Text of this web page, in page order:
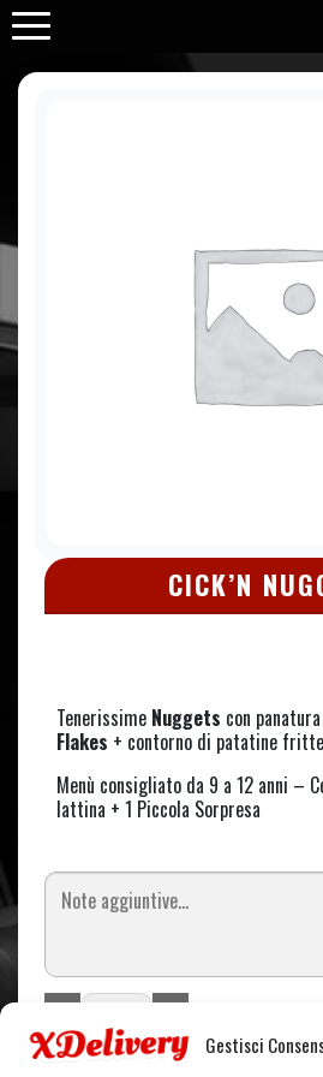
Gestisci
CICK’N
Tenerissime Nuggets con
Flakes + contorno di patatine
Menù consigliato da 9 a 12 anni –
lattina + 1 Piccola Sorpresa